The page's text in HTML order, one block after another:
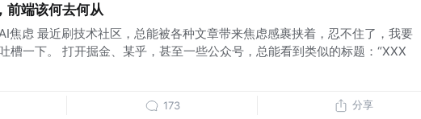
前端该何去何从
焦虑 最近刷技术社区，总能被各种文章带来焦虑感裹挟着，忍不住了，我要
槽一下。 打开掘金、某乎，甚至一些公众号，总能看到类似的标题：“XXX
173 分享